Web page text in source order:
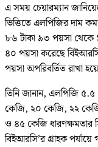
এ সময় চেয়ারম্যান
ভিত্তিতে এলপিজির দাম
৮৬ টাকা ৯৩ পয়সা থেকে
৪০ পয়সা করেছে
পয়সা অপরিবর্তিত রাখা
তিনি জানান, এলপিজি
কেজি, ২০ কেজি, ২২
ও ৪৫ কেজি ধারণক্ষমতার
বিইআরসি’র গ্রাহক পর্যায়ে